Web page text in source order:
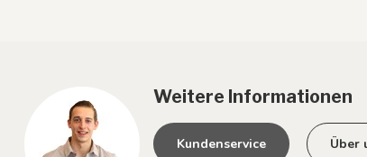
Weitere Informationen
Kundenservice Über